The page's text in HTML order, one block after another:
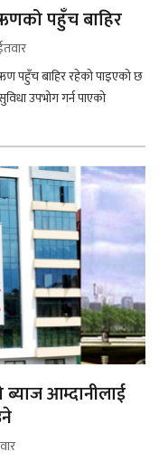
पहुँच बाहिर
पहुँच बाहिर रहेको पाइएको छ
उपभोग गर्न पाएको
आम्दानीलाई